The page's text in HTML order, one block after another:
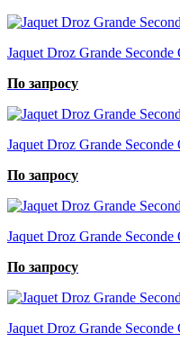
Jaquet Droz Grande
По запросу
Jaquet Droz Grande Seconde
По запросу
Jaquet Droz Grande Seconde
По запросу
Jaquet Droz Grande Seconde